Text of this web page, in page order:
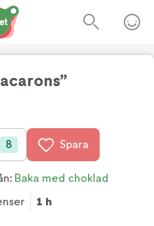
8 Spara
Baka med choklad
1 h